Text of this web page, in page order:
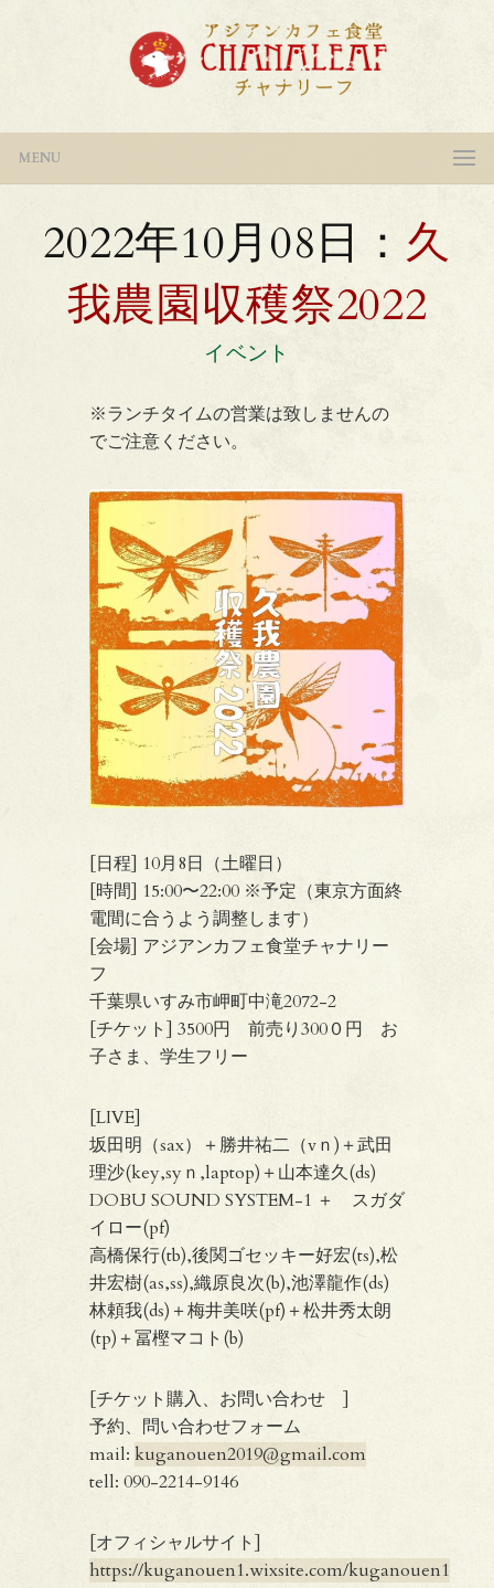
MENU
2022年10月08日： 久
我農園収穫祭2022
イベント
※ランチタイムの営業は致しませんの
でご注意ください。
[日程] 10月8日（土曜日）
[時間] 15:00〜22:00 ※予定（東京方面終
電間に合うよう調整します）
[会場] アジアンカフェ食堂チャナリー
フ
千葉県いすみ市岬町中滝2072-2
[チケット] 3500円 前売り300０円 お
子さま、学生フリー
[LIVE]
坂田明（sax）＋勝井祐二（vｎ)＋武田
理沙(key,syｎ,laptop)＋山本達久(ds)
DOBU SOUND SYSTEM-1 ＋ スガダ
イロー(pf)
高橋保行(tb),後関ゴセッキー好宏(ts),松
井宏樹(as,ss),織原良次(b),池澤龍作(ds)
林頼我(ds)＋梅井美咲(pf)＋松井秀太朗
(tp)＋冨樫マコト(b)
[チケット購入、お問い合わせ ]
予約、問い合わせフォーム
mail: kuganouen2019@gmail.com
tell: 090-2214-9146
[オフィシャルサイト]
https://kuganouen1.wixsite.com/kuganouen1